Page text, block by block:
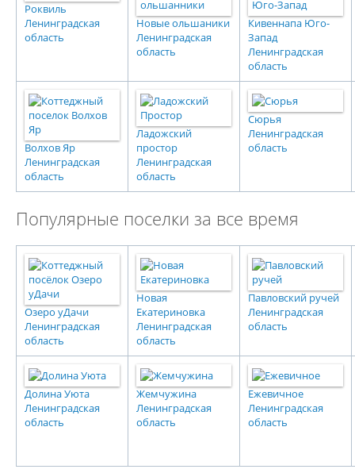
Роквиль
Ленинградская
область
Новые ольшаники
Ленинградская
область
Кивеннапа Юго-
Запад
Ленинградская
область
Волхов Яр
Ленинградская
область
Ладожский
простор
Ленинградская
область
Сюрья
Ленинградская
область
Популярные поселки за все время
Озеро уДачи
Ленинградская
область
Новая
Екатериновка
Ленинградская
область
Павловский ручей
Ленинградская
область
Долина Уюта
Ленинградская
область
Жемчужина
Ленинградская
область
Ежевичное
Ленинградская
область